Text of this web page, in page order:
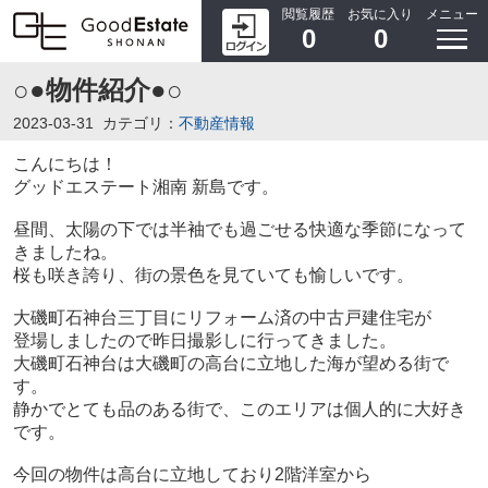
閲覧履歴
0
お気に入り
0
メニュー
○●物件紹介●○
2023-03-31 カテゴリ： 不動産情報
こんにちは！
グッドエステート湘南 新島です。
昼間、太陽の下では半袖でも過ごせる快適な季節になって
きましたね。
桜も咲き誇り、街の景色を見ていても愉しいです。
大磯町石神台三丁目にリフォーム済の中古戸建住宅が
登場しましたので昨日撮影しに行ってきました。
大磯町石神台は大磯町の高台に立地した海が望める街で
す。
静かでとても品のある街で、このエリアは個人的に大好き
です。
今回の物件は高台に立地しており2階洋室から